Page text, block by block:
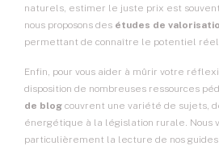
naturels, estimer le juste prix est
nous proposons des études de
permettant de connaître le potentiel réel
Enfin, pour vous aider à mûrir votre
disposition de nombreuses ressources
de blog couvrent une variété de sujets,
énergétique à la législation rurale. Nous
particulièrement la lecture de nos